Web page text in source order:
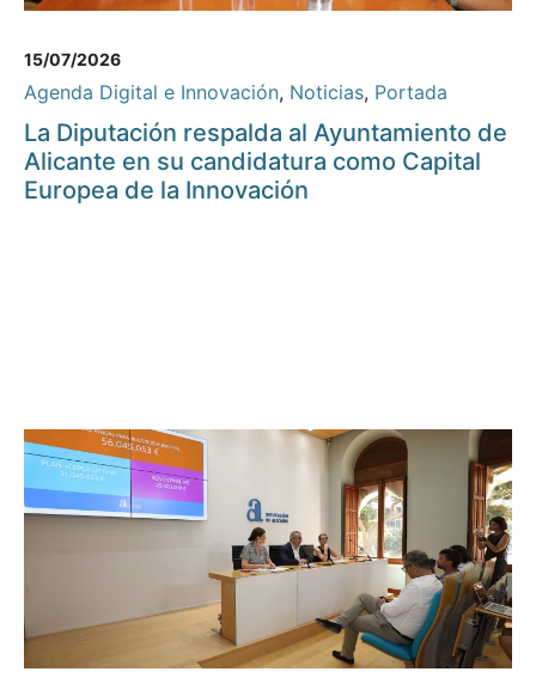
15/07/2026
Agenda Digital e Innovación, Noticias, Portada
La Diputación respalda al Ayuntamiento de
Alicante en su candidatura como Capital
Europea de la Innovación